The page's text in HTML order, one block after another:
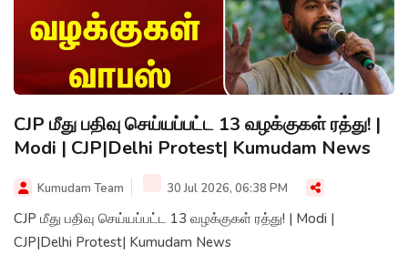
CJP மீது பதிவு செய்யப்பட்ட 13 வழக்குகள் ரத்து! |
Modi | CJP|Delhi Protest| Kumudam News
Kumudam Team 30 Jul 2026, 06:38 PM
CJP மீது பதிவு செய்யப்பட்ட 13 வழக்குகள் ரத்து! | Modi |
CJP|Delhi Protest| Kumudam News